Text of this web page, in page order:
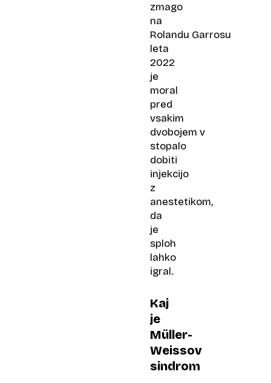
zmago
na
Rolandu Garrosu
leta
2022
je
moral
pred
vsakim
dvobojem v
stopalo
dobiti
injekcijo
z
anestetikom,
da
je
sploh
lahko
igral.
Kaj
je
Müller-
Weissov
sindrom